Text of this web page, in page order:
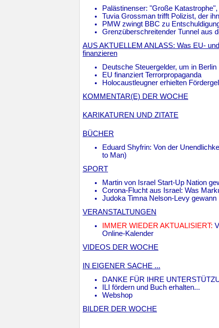
Palästinenser: "Große
Tuvia Grossman trifft Polizist, der
PMW zwingt BBC zu
Grenzüberschreitender Tunnel aus
AUS AKTUELLEM ANLASS: Was EU-
finanzieren
Deutsche Steuergelder, um in
EU finanziert Terrorpropaganda
Holocaustleugner erhielten
KOMMENTAR(E) DER WOCHE
KARIKATUREN UND ZITATE
BÜCHER
Eduard Shyfrin: Von der
to Man)
SPORT
Martin von Israel Start-Up Nation
Corona-Flucht aus Israel: Was
Judoka Timna Nelson-Levy
VERANSTALTUNGEN
IMMER WIEDER AKTUALISIERT:
Online-Kalender
VIDEOS DER WOCHE
IN EIGENER SACHE ...
DANKE FÜR IHRE
ILI fördern und Buch erhalten...
Webshop
BILDER DER WOCHE